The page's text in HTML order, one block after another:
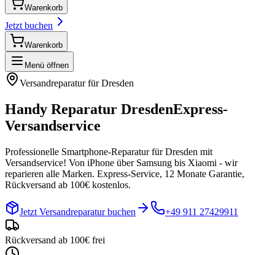
Warenkorb
Jetzt buchen
Warenkorb
Menü öffnen
Versandreparatur fürDresden
Handy Reparatur DresdenExpress-
Versandservice
Professionelle Smartphone-Reparatur fürDresden mit
Versandservice! Von iPhone über Samsung bis Xiaomi - wir
reparieren alle Marken. Express-Service, 12 Monate Garantie,
Rückversand ab 100€ kostenlos.
Jetzt Versandreparatur buchen +49 911 27429911
Rückversand ab 100€ frei